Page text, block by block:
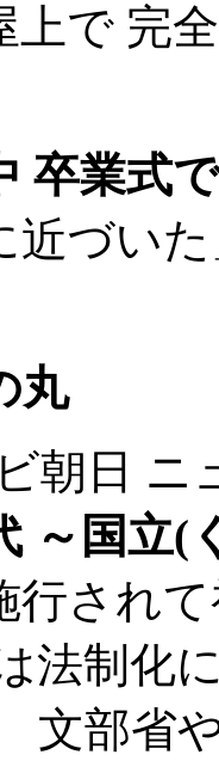
上で 完
卒業式
近づい
丸
朝日
～国立(
行され
法制化
文部省